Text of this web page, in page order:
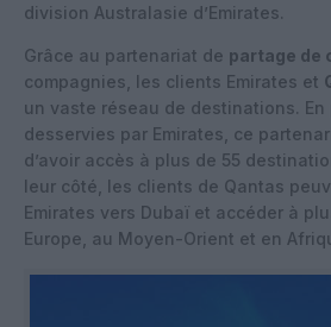
division Australasie d’Emirates.
Grâce au partenariat de partage de
compagnies, les clients Emirates et
un vaste réseau de destinations. En
desservies par Emirates, ce
d’avoir accès à plus de 55
leur côté, les clients de Qantas
Emirates vers Dubaï et accéder à
Europe, au Moyen-Orient et en